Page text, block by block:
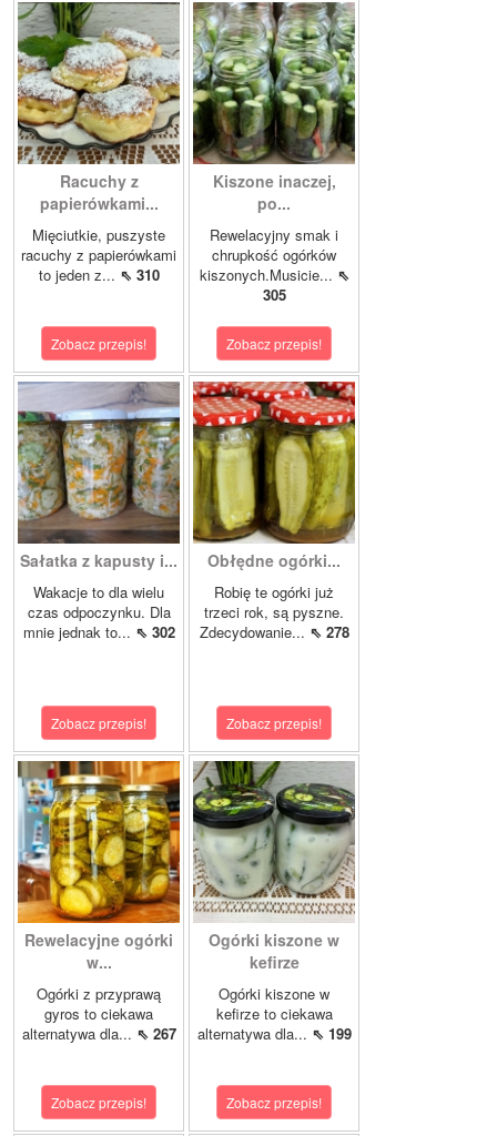
Racuchy z
papierówkami...
Mięciutkie, puszyste
racuchy z papierówkami
to jeden z... ⇖ 310
Zobacz przepis!
Kiszone inaczej,
po...
Rewelacyjny smak i
chrupkość ogórków
kiszonych.Musicie... ⇖
305
Zobacz przepis!
Sałatka z kapusty i...
Wakacje to dla wielu
czas odpoczynku. Dla
mnie jednak to... ⇖ 302
Zobacz przepis!
Obłędne ogórki...
Robię te ogórki już
trzeci rok, są pyszne.
Zdecydowanie... ⇖ 278
Zobacz przepis!
Rewelacyjne ogórki
w...
Ogórki z przyprawą
gyros to ciekawa
alternatywa dla... ⇖ 267
Zobacz przepis!
Ogórki kiszone w
kefirze
Ogórki kiszone w
kefirze to ciekawa
alternatywa dla... ⇖ 199
Zobacz przepis!